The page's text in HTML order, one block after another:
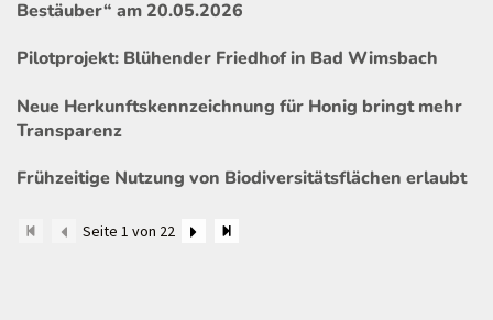
Bestäuber“ am 20.05.2026
Pilotprojekt: Blühender Friedhof in Bad Wimsbach
Neue Herkunftskennzeichnung für Honig bringt mehr
Transparenz
Frühzeitige Nutzung von Biodiversitätsflächen erlaubt
Seite 1 von 22